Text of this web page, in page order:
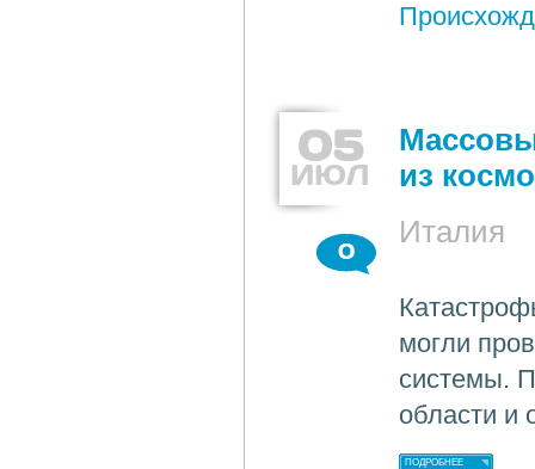
05
ИЮЛ
из
Италия
0
могли
системы.
области и
ПОДРОБНЕЕ